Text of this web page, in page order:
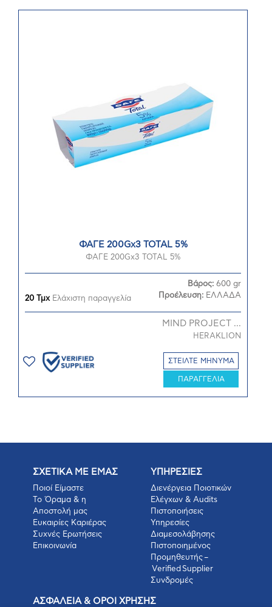
ΦΑΓΕ 200Gx3 TOTAL 5%
ΦΑΓΕ 200Gx3 TOTAL 5%
20 ΤμχΕλάχιστη παραγγελία
Βάρος: 600 gr
Προέλευση: ΕΛΛΑΔΑ
MIND PROJECT ...
HERAKLION
ΣΤΕΙΛΤΕ ΜΗΝΥΜΑ
ΠΑΡΑΓΓΕΛΙΑ
ΣΧΕΤΙΚΑ ΜΕ ΕΜΑΣ
Ποιοί Είμαστε
Το Όραμα & η
Αποστολή μας
Ευκαιρίες Καριέρας
Συχνές Ερωτήσεις
Επικοινωνία
ΥΠΗΡΕΣΙΕΣ
Διενέργεια Ποιοτικών
Ελέγχων & Audits
Πιστοποιήσεις
Υπηρεσίες
Διαμεσολάβησης
Πιστοποιημένος
Προμηθευτής –
Verified Supplier
Συνδρομές
ΑΣΦΑΛΕΙΑ & ΟΡΟΙ ΧΡΗΣΗΣ